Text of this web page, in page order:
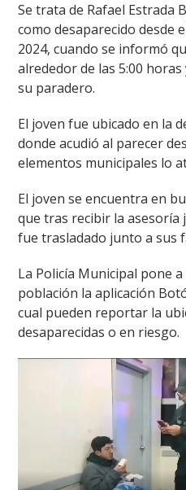
Se trata de Rafael Estrada
como desaparecido desde
2024, cuando se informó
alrededor de las 5:00
su paradero.
El joven fue ubicado en la
donde acudió al parecer
elementos municipales lo
El joven se encuentra en
que tras recibir la
fue trasladado junto a sus
La Policía Municipal pone
población la aplicación
cual pueden reportar la
desaparecidas o en riesgo.